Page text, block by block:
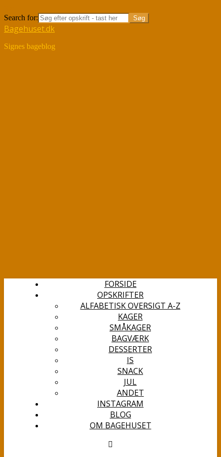
Search for:
Bagehuset.dk
Signes bageblog
FORSIDE
OPSKRIFTER
ALFABETISK OVERSIGT A-Z
KAGER
SMÅKAGER
BAGVÆRK
DESSERTER
IS
SNACK
JUL
ANDET
INSTAGRAM
BLOG
OM BAGEHUSET